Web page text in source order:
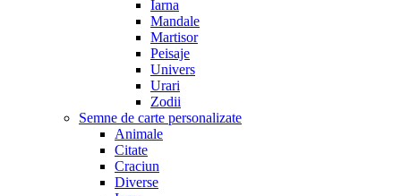
Iarna
Mandale
Martisor
Peisaje
Univers
Urari
Zodii
Semne de carte personalizate
Animale
Citate
Craciun
Diverse